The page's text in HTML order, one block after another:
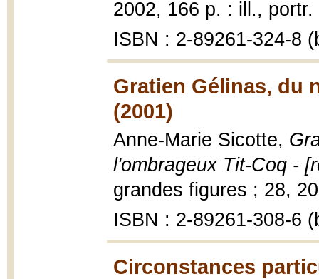
2002, 166 p. : ill.,
ISBN : 2-89261-324-8
Gratien Gélinas, du
(2001)
Anne-Marie Sicotte,
l'ombrageux Tit-Coq -
grandes figures ; 28,
ISBN : 2-89261-308-6
Circonstances